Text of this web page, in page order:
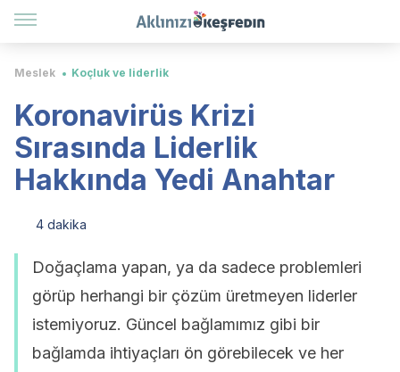
Meslek Koçluk ve liderlik
Koronavirüs Krizi
Sırasında Liderlik
Hakkında Yedi Anahtar
4 dakika
Doğaçlama yapan, ya da sadece problemleri
görüp herhangi bir çözüm üretmeyen liderler
istemiyoruz. Güncel bağlamımız gibi bir
bağlamda ihtiyaçları ön görebilecek ve her